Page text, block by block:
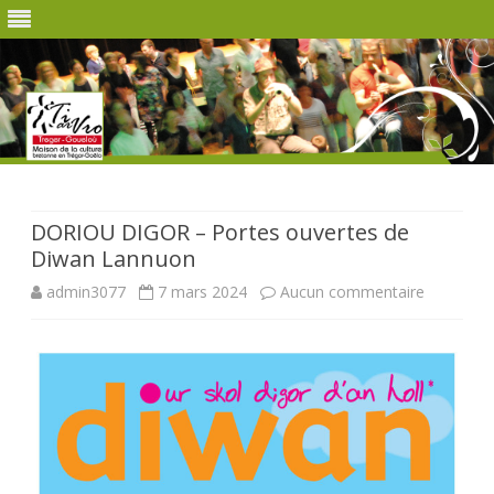
DORIOU DIGOR – Portes ouvertes de
Diwan Lannuon
admin3077 7 mars 2024 Aucun commentaire
–
Portes
ouvertes